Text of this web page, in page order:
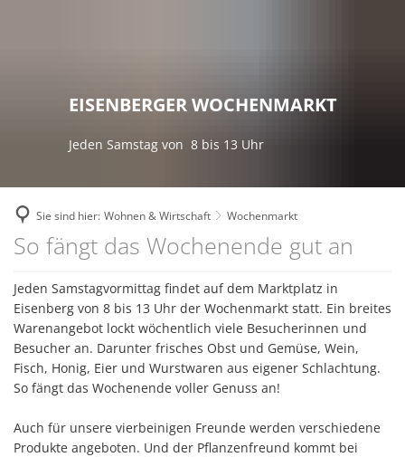
Stellenausschreibungen
Ausschreibungen
Online - Dienste
Interne Meldestelle für
Kommunale
Leistungen von A bis Z
Fachbereiche
Interaktiver Haushalt
Digitale Dörfer
Fairtrade Verbandsgemeinde
KuLaDig
LEADER – Förderprojekt der
Radverkehrskonzept
Zukunftsinitiative
Theater
Veranstaltungskalender
Museen
Vereine
Aktuelles
Familien
Bauen und Wohnen
Wirtschaftsförderung
Einkaufen
Versorgungsunternehmen
Kommunale Einrichtungen
Kulturzweckverband
Zweckverband Neunmärker
EISENBERGER WOCHENMARKT
Jeden Samstag von 8 bis 13 Uhr
Sie sind hier: Wohnen & Wirtschaft Wochenmarkt
Wochenmarkt
So fängt das Wochenende gut an
Jeden Samstagvormittag findet auf dem Marktplatz in
Eisenberg von 8 bis 13 Uhr der Wochenmarkt statt. Ein breites
Warenangebot lockt wöchentlich viele Besucherinnen und
Besucher an. Darunter frisches Obst und Gemüse, Wein,
Fisch, Honig, Eier und Wurstwaren aus eigener Schlachtung.
So fängt das Wochenende voller Genuss an!
Auch für unsere vierbeinigen Freunde werden verschiedene
Produkte angeboten. Und der Pflanzenfreund kommt bei